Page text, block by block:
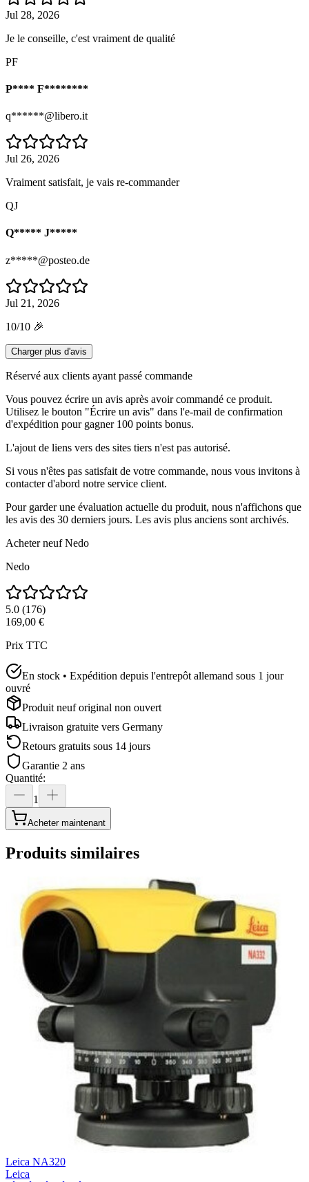
Jul 28, 2026
Je le conseille, c'est vraiment de qualité
PF
P**** F********
q******@libero.it
Jul 26, 2026
Vraiment satisfait, je vais re-commander
QJ
Q***** J*****
z*****@posteo.de
Jul 21, 2026
10/10 🎉
Charger plus d'avis
Réservé aux clients ayant passé commande
Vous pouvez écrire un avis après avoir commandé ce produit.
Utilisez le bouton "Écrire un avis" dans l'e-mail de confirmation
d'expédition pour gagner 100 points bonus.
L'ajout de liens vers des sites tiers n'est pas autorisé.
Si vous n'êtes pas satisfait de votre commande, nous vous invitons à
contacter d'abord notre service client.
Pour garder une évaluation actuelle du produit, nous n'affichons que
les avis des 30 derniers jours. Les avis plus anciens sont archivés.
Acheter neuf Nedo
Nedo
5.0 (176)
169,00 €
Prix TTC
En stock • Expédition depuis l'entrepôt allemand sous 1 jour
ouvré
Produit neuf original non ouvert
Livraison gratuite vers Germany
Retours gratuits sous 14 jours
Garantie 2 ans
Quantité:
1
Acheter maintenant
Produits similaires
Leica NA320
Leica